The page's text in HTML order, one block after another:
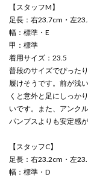
【スタッフM】
足長：右23.7cm・左
幅：標準・E
甲：標準
着用サイズ：23.5
普段のサイズでぴった
履けそうです。前が浅
くと意外と足にしっか
いです。また、アンク
パンプスよりも安定感が
【スタッフC】
足長：右23.2cm・左
幅：標準・D